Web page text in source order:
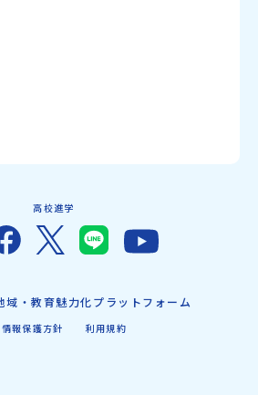
高校進学
域・教育魅力化プラットフォーム
報保護方針 利用規約